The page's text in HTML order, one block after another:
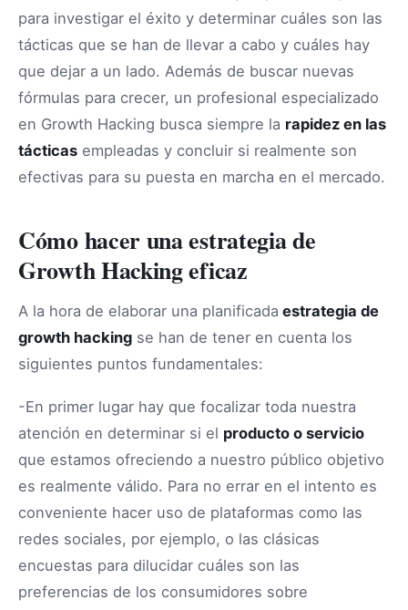
para investigar el éxito y determinar cuáles son las
tácticas que se han de llevar a cabo y cuáles hay
que dejar a un lado. Además de buscar nuevas
fórmulas para crecer, un profesional especializado
en Growth Hacking busca siempre la rapidez en las
tácticas empleadas y concluir si realmente son
efectivas para su puesta en marcha en el mercado.
Cómo hacer una estrategia de
Growth Hacking eficaz
A la hora de elaborar una planificada estrategia de
growth hacking se han de tener en cuenta los
siguientes puntos fundamentales:
-En primer lugar hay que focalizar toda nuestra
atención en determinar si el producto o servicio
que estamos ofreciendo a nuestro público objetivo
es realmente válido. Para no errar en el intento es
conveniente hacer uso de plataformas como las
redes sociales, por ejemplo, o las clásicas
encuestas para dilucidar cuáles son las
preferencias de los consumidores sobre